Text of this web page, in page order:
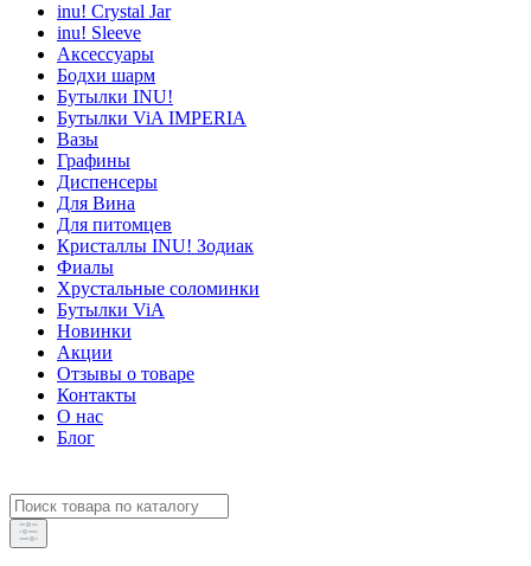
inu! Crystal Jar
inu! Sleeve
Аксессуары
Бодхи шарм
Бутылки INU!
Бутылки ViA IMPERIA
Вазы
Графины
Диспенсеры
Для Вина
Для питомцев
Кристаллы INU! Зодиак
Фиалы
Хрустальные соломинки
Бутылки ViA
Новинки
Акции
Отзывы о товаре
Контакты
О нас
Блог